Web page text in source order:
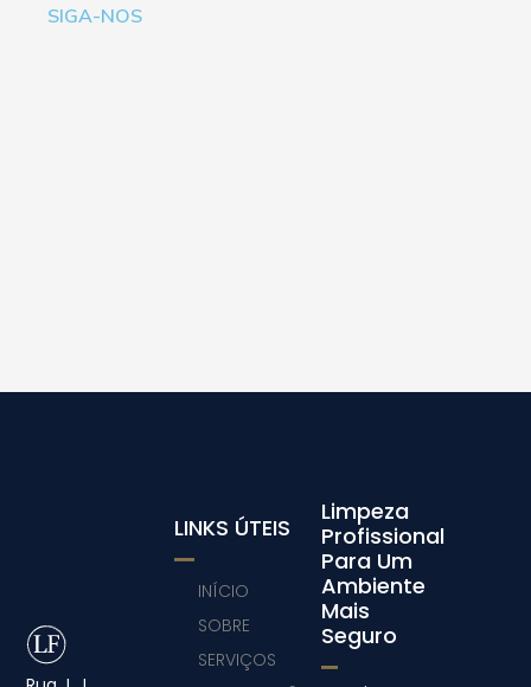
SIGA-NOS
Limpeza
Profissional
Para Um
Ambiente
Mais
Seguro
LINKS ÚTEIS
INÍCIO
SOBRE
SERVIÇOS